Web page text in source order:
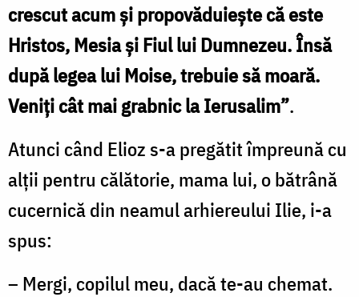
crescut acum şi propovăduieşte că este
Hristos, Mesia şi Fiul lui Dumnezeu. Însă
după legea lui Moise, trebuie să moară.
Veniţi cât mai grabnic la Ierusalim”.
Atunci când Elioz s-a pregătit împreună cu
alţii pentru călătorie, mama lui, o bătrână
cucernică din neamul arhiereului Ilie, i-a
spus:
– Mergi, copilul meu, dacă te-au chemat.